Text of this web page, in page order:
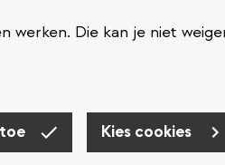
werken. Die kan je niet
Kies cookies